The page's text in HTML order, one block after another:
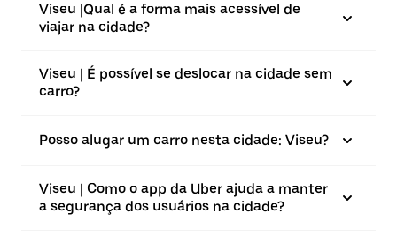
Viseu |⁠Qual é a forma mais acessível de
viajar na cidade?
Viseu | É possível se deslocar na cidade sem
carro?
Posso alugar um carro nesta cidade: Viseu?
Viseu | Como o app da Uber ajuda a manter
a segurança dos usuários na cidade?